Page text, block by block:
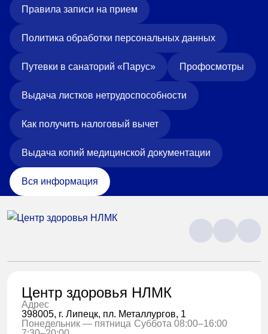
Правила записи на прием
Политика обработки персональных данных
Путевки в санаторий «Парус» Профосмотры
Выдача листков нетрудоспособности
Как получить налоговый вычет
Выдача копий медицинской документации
Вся информация
Центр здоровья НЛМК
Адрес
398005, г. Липецк, пл. Металлургов, 1
Понедельник — пятница Суббота 08:00–16:00